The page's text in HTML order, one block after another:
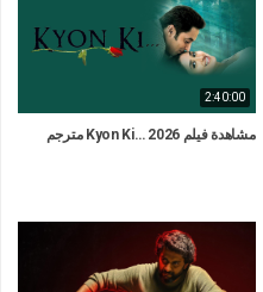
2:40:00
مشاهدة فيلم Kyon Ki… 2026 مترجم